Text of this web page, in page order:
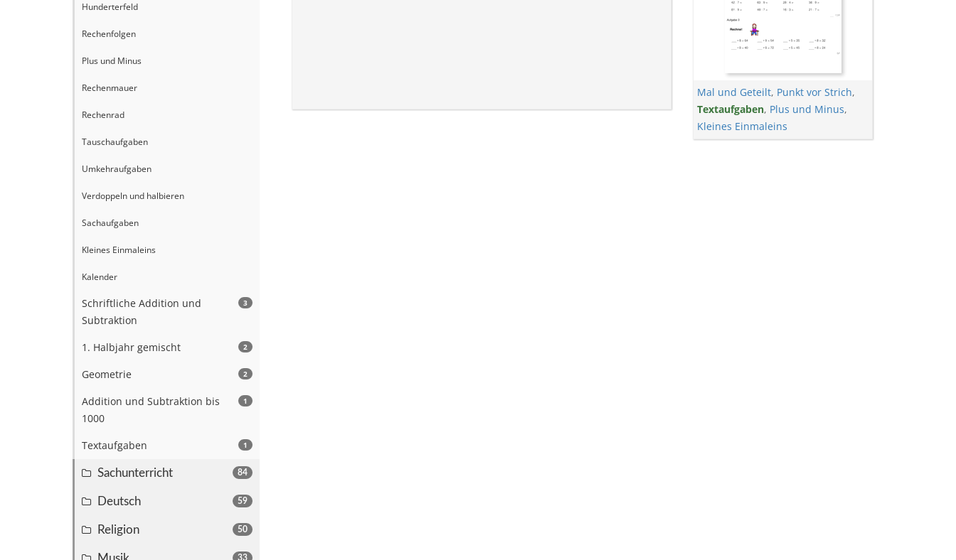
Hunderterfeld
Rechenfolgen
Plus und Minus
Rechenmauer
Rechenrad
Tauschaufgaben
Umkehraufgaben
Verdoppeln und halbieren
Sachaufgaben
Kleines Einmaleins
Kalender
3
Schriftliche Addition und
Subtraktion
2
1. Halbjahr gemischt
2
Geometrie
1
Addition und Subtraktion bis
1000
1
Textaufgaben
84
Sachunterricht
59
Deutsch
50
Religion
33
Mal und Geteilt, Punkt vor Strich,
Textaufgaben, Plus und Minus,
Kleines Einmaleins